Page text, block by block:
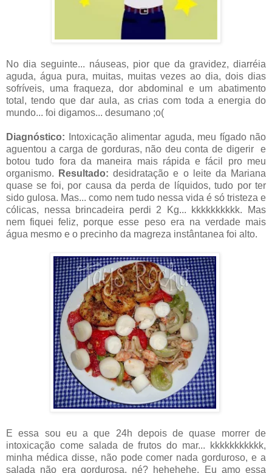
No dia seguinte... náuseas, pior que da gravidez, diarréia
aguda, água pura, muitas, muitas vezes ao dia, dois dias
sofríveis, uma fraqueza, dor abdominal e um abatimento
total, tendo que dar aula, as crias com toda a energia do
mundo... foi digamos... desumano ;o(
Diagnóstico: Intoxicação alimentar aguda, meu fígado não
aguentou a carga de gorduras, não deu conta de digerir e
botou tudo fora da maneira mais rápida e fácil pro meu
organismo.
Resultado: desidratação e o leite da Mariana
quase se foi, por causa da perda de líquidos, tudo por ter
sido gulosa. Mas... como nem tudo nessa vida é só tristeza e
cólicas, nessa brincadeira perdi 2 Kg... kkkkkkkkkk. Mas
nem fiquei feliz, porque esse peso era na verdade mais
água mesmo e o precinho da magreza instântanea foi alto.
E essa sou eu a que 24h depois de quase morrer de
intoxicação come salada de frutos do mar... kkkkkkkkkkk,
minha médica disse, não pode comer nada gorduroso, e a
salada não era gordurosa, né? hehehehe. Eu amo essa